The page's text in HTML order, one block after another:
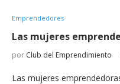
Emprendedores
Las mujeres
por Club del Emprendimiento
Las mujeres